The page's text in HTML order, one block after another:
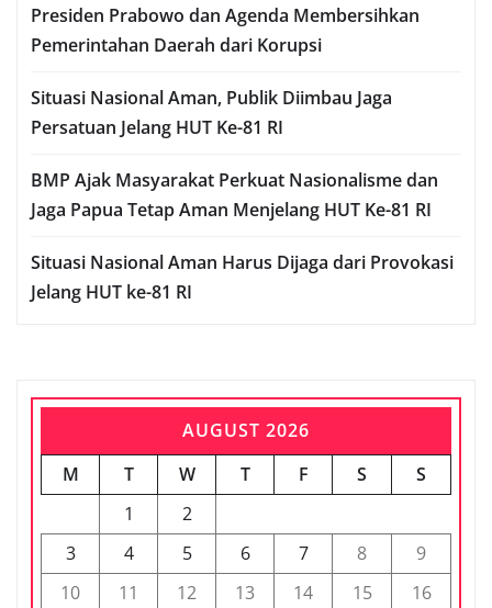
Presiden Prabowo dan Agenda Membersihkan
Pemerintahan Daerah dari Korupsi
Situasi Nasional Aman, Publik Diimbau Jaga
Persatuan Jelang HUT Ke-81 RI
BMP Ajak Masyarakat Perkuat Nasionalisme dan
Jaga Papua Tetap Aman Menjelang HUT Ke-81 RI
Situasi Nasional Aman Harus Dijaga dari Provokasi
Jelang HUT ke-81 RI
AUGUST 2026
M
T W T F S
S
1
2
3
4 5 6 7 8
9
10
11 12 13 14 15
16